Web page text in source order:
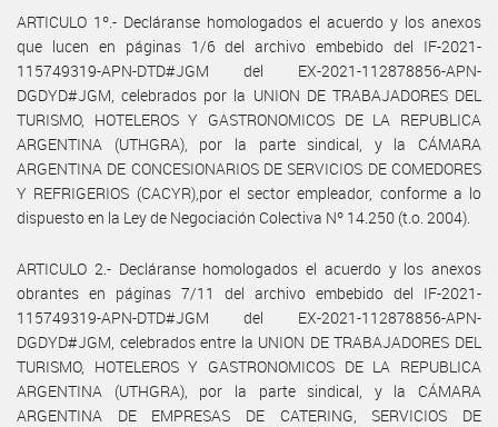
ARTICULO 1º.- Decláranse homologados el acuerdo y los anexos
que lucen en páginas 1/6 del archivo embebido del IF-2021-
115749319-APN-DTD#JGM del EX-2021-112878856-APN-
DGDYD#JGM, celebrados por la UNION DE TRABAJADORES DEL
TURISMO, HOTELEROS Y GASTRONOMICOS DE LA REPUBLICA
ARGENTINA (UTHGRA), por la parte sindical, y la CÁMARA
ARGENTINA DE CONCESIONARIOS DE SERVICIOS DE COMEDORES
Y REFRIGERIOS (CACYR),por el sector empleador, conforme a lo
dispuesto en la Ley de Negociación Colectiva Nº 14.250 (t.o. 2004).
ARTICULO 2.- Decláranse homologados el acuerdo y los anexos
obrantes en páginas 7/11 del archivo embebido del IF-2021-
115749319-APN-DTD#JGM del EX-2021-112878856-APN-
DGDYD#JGM, celebrados entre la UNION DE TRABAJADORES DEL
TURISMO, HOTELEROS Y GASTRONOMICOS DE LA REPUBLICA
ARGENTINA (UTHGRA), por la parte sindical, y la CÁMARA
ARGENTINA DE EMPRESAS DE CATERING, SERVICIOS DE